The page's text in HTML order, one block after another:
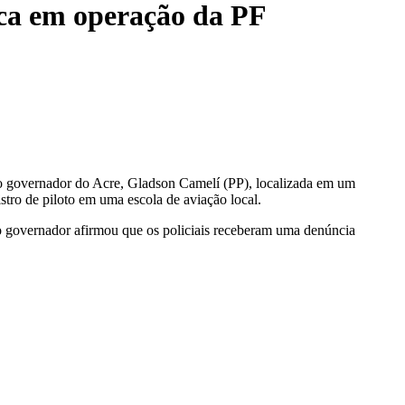
em operação da PF
do Acre, Gladson Camelí (PP), localizada em um
de piloto em uma escola de aviação local.
afirmou que os policiais receberam uma denúncia